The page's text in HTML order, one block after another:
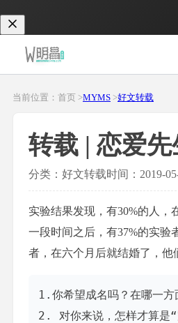
当前位置：首页 >MYMS >好文转载
转载 | 恋爱
分类：好文转载时间：2019-
实验结果发现，有30%的人，
一段时间之后，有37%的实验
者，在六个月后就结婚了，他
1.你希望成名吗？在哪一方
2. 对你来说，怎样才算是“